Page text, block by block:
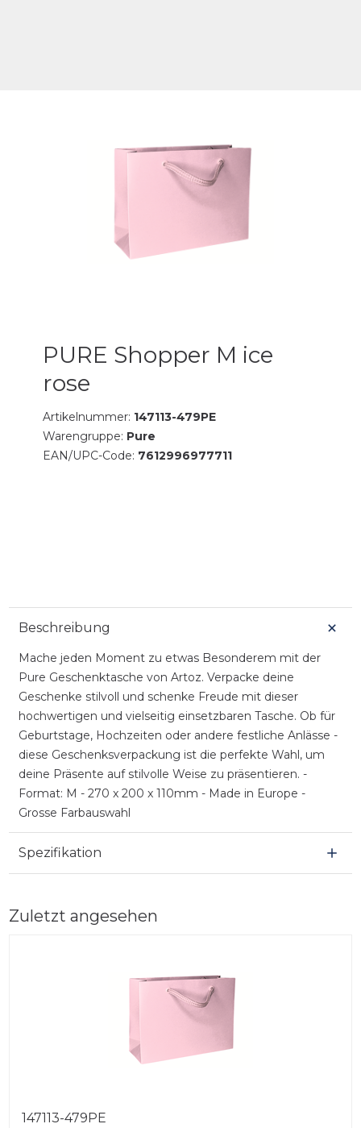
PURE Shopper M ice
rose
Artikelnummer: 147113-479PE
Warengruppe: Pure
EAN/UPC-Code: 7612996977711
Beschreibung
Mache jeden Moment zu etwas Besonderem mit der
Pure Geschenktasche von Artoz. Verpacke deine
Geschenke stilvoll und schenke Freude mit dieser
hochwertigen und vielseitig einsetzbaren Tasche. Ob für
Geburtstage, Hochzeiten oder andere festliche Anlässe -
diese Geschenksverpackung ist die perfekte Wahl, um
deine Präsente auf stilvolle Weise zu präsentieren. -
Format: M - 270 x 200 x 110mm - Made in Europe -
Grosse Farbauswahl
Spezifikation
Zuletzt angesehen
147113-479PE